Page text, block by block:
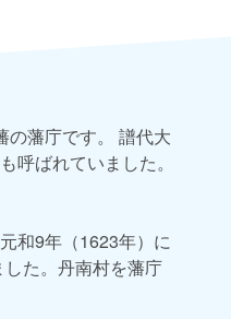
の藩庁です。 譜代大
ばれていました。
和9年（1623年）に
た。丹南村を藩庁